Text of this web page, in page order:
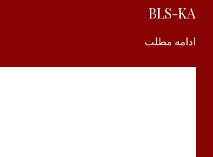
BLS-KA
ادامه مطلب